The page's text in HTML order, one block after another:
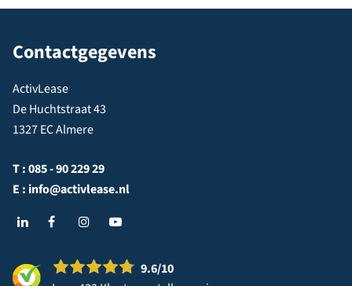
Contactgegevens
ActivLease
De Huchtstraat 43
1327 EC Almere
T :085 - 90 229 29
E : info@activlease.nl
9.6/10